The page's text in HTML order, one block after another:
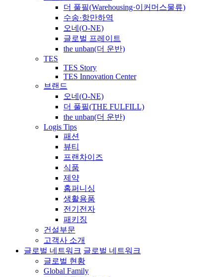
더 풀필(Warehousing·이커머스물류)
수송·항만하역
오네(O-NE)
글로벌 프레이트
the unban(더 운반)
TES
TES Story
TES Innovation Center
브랜드
오네(O-NE)
더 풀필(THE FULFILL)
the unban(더 운반)
Logis Tips
패션
뷰티
프랜차이즈
식품
제약
홈퍼니싱
생활용품
전기전자
패키징
건설부문
고객사 소개
글로벌 네트워크 글로벌 네트워크
글로벌 현황
Global Family